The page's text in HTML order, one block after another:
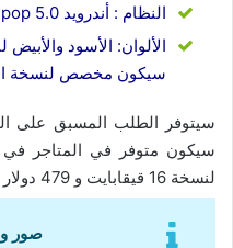
النظام : أندرويد 5.0 Lollipop
الألوان: الأسود
سيكون مخصص لنسخة
لنسخة 16 قيقابايت و 479 دولار لنسخة 32 قيقابايت .
صور